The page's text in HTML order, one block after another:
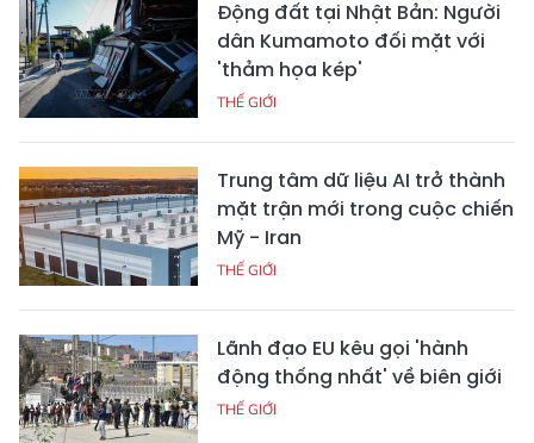
Động đất tại Nhật Bản: Người
dân Kumamoto đối mặt với
'thảm họa kép'
THẾ GIỚI
Trung tâm dữ liệu AI trở thành
mặt trận mới trong cuộc chiến
Mỹ - Iran
THẾ GIỚI
Lãnh đạo EU kêu gọi 'hành
động thống nhất' về biên giới
THẾ GIỚI